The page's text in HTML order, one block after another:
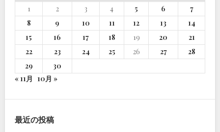
1
2 3 4 5 6
7
8
9 10 11 12 13
14
15
16 17 18 19 20
21
22
23 24 25 26 27
28
29
30
« 11月 10月 »
最近の投稿